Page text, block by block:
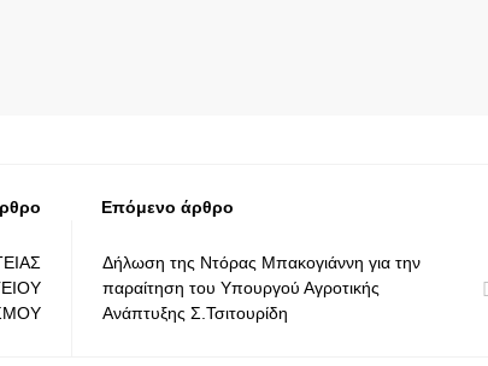
Επόμενο άρθρο
Δήλωση της Ντόρας Μπακογιάννη για την
παραίτηση του Υπουργού Αγροτικής
Ανάπτυξης Σ.Τσιτουρίδη